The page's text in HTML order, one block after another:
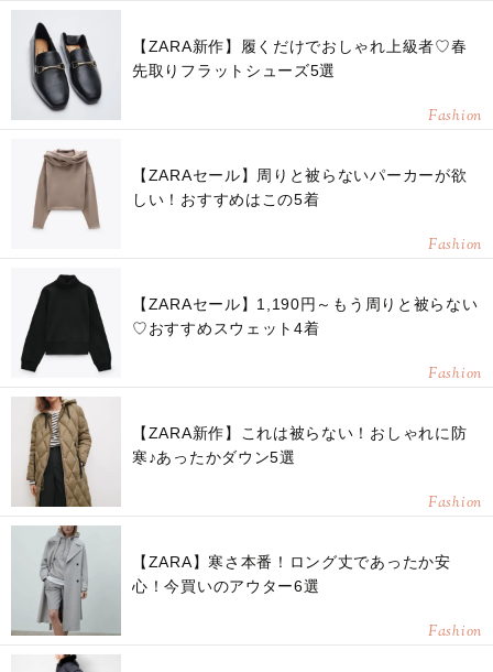
【ZARA新作】履くだけでおしゃれ上級者♡春
先取りフラットシューズ5選
Fashion
【ZARAセール】周りと被らないパーカーが欲
しい！おすすめはこの5着
Fashion
【ZARAセール】1,190円～もう周りと被らない
♡おすすめスウェット4着
Fashion
【ZARA新作】これは被らない！おしゃれに防
寒♪あったかダウン5選
Fashion
【ZARA】寒さ本番！ロング丈であったか安
心！今買いのアウター6選
Fashion